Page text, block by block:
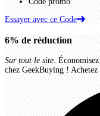
Essayer avec ce Code
6% de réduction
Sur tout le site.
chez GeekBuying ! Achetez